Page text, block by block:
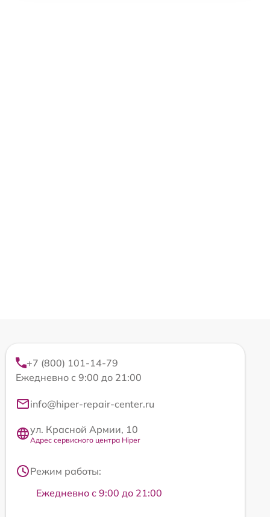
+7 (800) 101-14-79
Ежедневно с 9:00 до 21:00
info@hiper-repair-center.ru
ул. Красной Армии, 10
Адрес сервисного центра Hiper
Режим работы:
Ежедневно с 9:00 до 21:00